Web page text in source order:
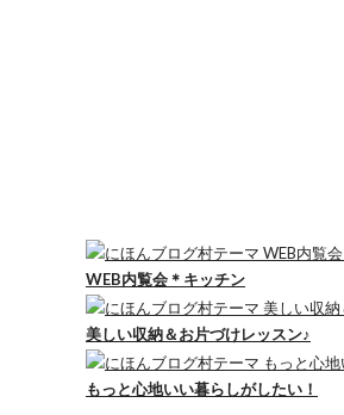
WEB内覧会＊キッチン
美しい収納＆お片づけレッスン♪
もっと心地いい暮らしがしたい！